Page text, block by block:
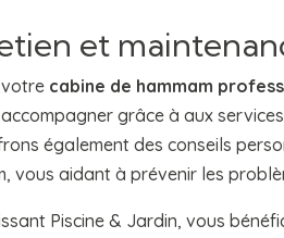
et
votre cabine de hammam
grâce à aux
également des conseils
vous aidant à prévenir les
Piscine & Jardin, vous